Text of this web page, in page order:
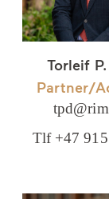
Torleif
Partner/
Tlf +47